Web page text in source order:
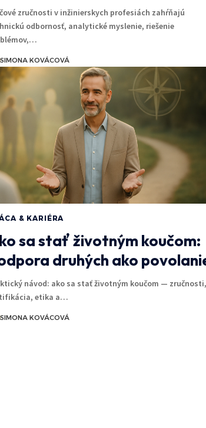
zručnosti v inžinierskych profesiách zahŕňajú
odbornosť, analytické myslenie, riešenie
SIMONA KOVÁCOVÁ
& KARIÉRA
sa stať životným koučom:
druhých ako
návod: ako sa stať životným koučom — zručnosti,
etika a…
SIMONA KOVÁCOVÁ